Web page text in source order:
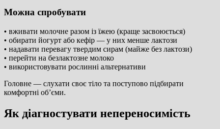
Можна спробувати
• вживати молочне разом із їжею (краще засвоюється)
• обирати йогурт або кефір — у них менше лактози
• надавати перевагу твердим сирам (майже без лактози)
• перейти на безлактозне молоко
• використовувати рослинні альтернативи
Головне — слухати своє тіло та поступово підбирати
комфортні об’єми.
Як діагностувати непереносимість